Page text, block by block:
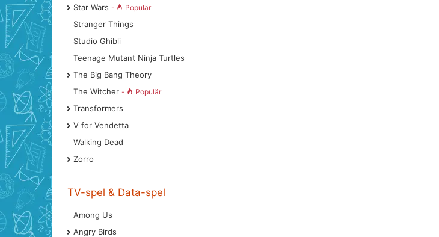
Star Wars - Populär
Stranger Things
Studio Ghibli
Teenage Mutant Ninja Turtles
The Big Bang Theory
The Witcher - Populär
Transformers
V for Vendetta
Walking Dead
Zorro
TV-spel & Data-spel
Among Us
Angry Birds